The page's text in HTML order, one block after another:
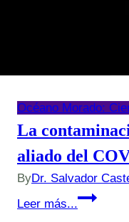
Océano Morado:
La
aliado del
ByDr. Salvador
Leer más...
La